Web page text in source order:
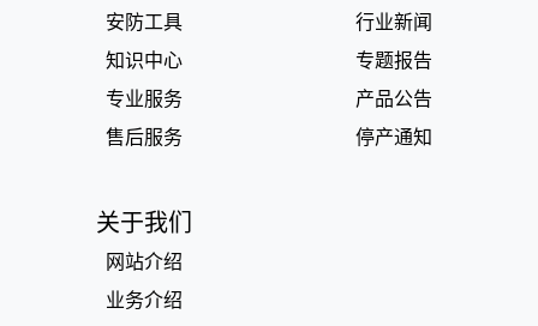
安防工具
知识中心
专业服务
售后服务
行业新闻
专题报告
产品公告
停产通知
关于我们
网站介绍
业务介绍